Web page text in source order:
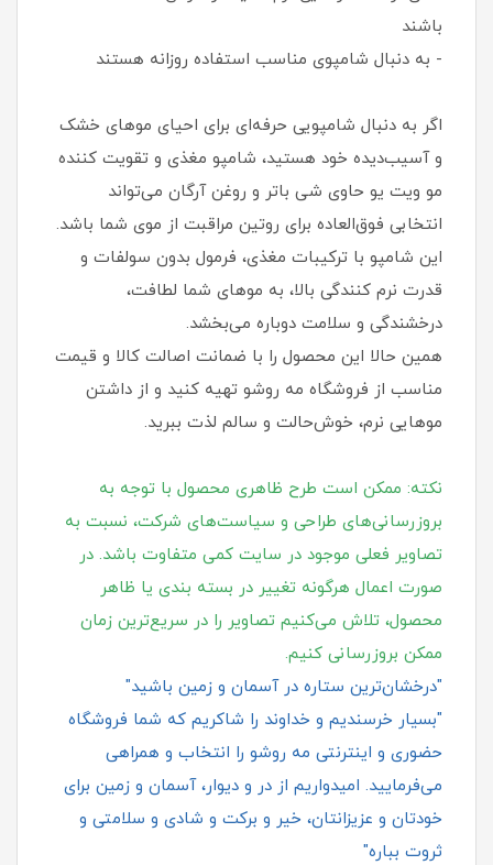
باشند
- به دنبال شامپوی مناسب استفاده روزانه هستند
اگر به دنبال شامپویی حرفه‌ای برای احیای موهای خشک
و آسیب‌دیده خود هستید، شامپو مغذی و تقویت کننده
مو ویت یو حاوی شی باتر و روغن آرگان می‌تواند
انتخابی فوق‌العاده برای روتین مراقبت از موی شما باشد.
این شامپو با ترکیبات مغذی، فرمول بدون سولفات و
قدرت نرم کنندگی بالا، به موهای شما لطافت،
درخشندگی و سلامت دوباره می‌بخشد.
همین حالا این محصول را با ضمانت اصالت کالا و قیمت
مناسب از فروشگاه مه روشو تهیه کنید و از داشتن
موهایی نرم، خوش‌حالت و سالم لذت ببرید.
نکته: ممکن است طرح ظاهری محصول با توجه به
بروزرسانی‌های طراحی و سیاست‌های شرکت، نسبت به
تصاویر فعلی موجود در سایت کمی متفاوت باشد. در
صورت اعمال هرگونه تغییر در بسته‌ بندی یا ظاهر
محصول، تلاش می‌کنیم تصاویر را در سریع‌ترین زمان
ممکن بروزرسانی کنیم.
"درخشان‌ترین ستاره در آسمان و زمین باشید"
"بسیار خرسندیم و خداوند را شاکریم که شما فروشگاه
حضوری و اینترنتی مه روشو را انتخاب و همراهی
می‌فرمایید. امیدواریم از در و دیوار، آسمان و زمین برای
خودتان و عزیزانتان، خیر و برکت و شادی و سلامتی و
ثروت بباره"